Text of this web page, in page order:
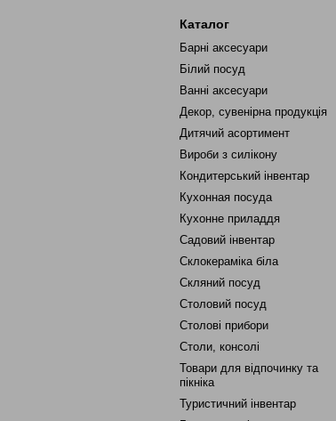
Каталог
Барні аксесуари
Білий посуд
Ванні аксесуари
Декор, сувенірна продукція
Дитячий асортимент
Вироби з силікону
Кондитерський інвентар
Кухонная посуда
Кухонне приладдя
Садовий інвентар
Склокераміка біла
Скляний посуд
Столовий посуд
Столові прибори
Столи, консолі
Товари для відпочинку та
пікніка
Туристичний інвентар